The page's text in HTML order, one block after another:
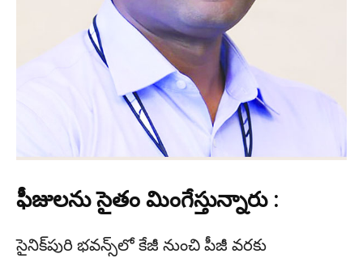
ఫీజులను సైతం మింగేస్తున్నారు :
సైనిక్‌పురి భవన్స్‌లో కేజీ నుంచి పీజీ వరకు